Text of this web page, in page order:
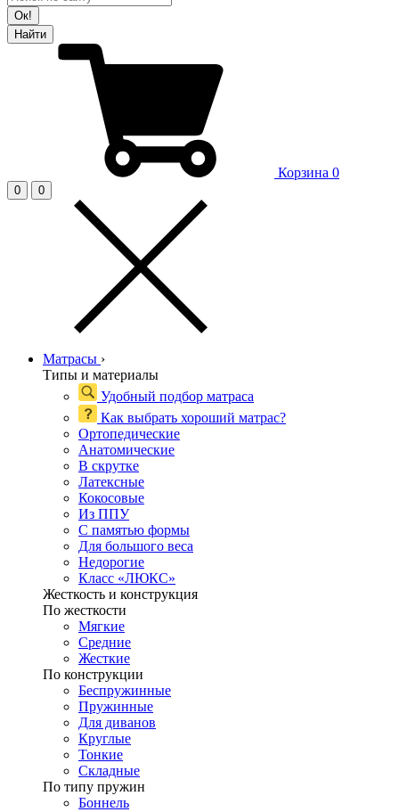
Ок!
Найти
Корзина 0
0 0
Матрасы ›
Типы и материалы
Удобный подбор матраса
Как выбрать хороший матрас?
Ортопедические
Анатомические
В скрутке
Латексные
Кокосовые
Из ППУ
С памятью формы
Для большого веса
Недорогие
Класс «ЛЮКС»
Жесткость и конструкция
По жесткости
Мягкие
Средние
Жесткие
По конструкции
Беспружинные
Пружинные
Для диванов
Круглые
Тонкие
Складные
По типу пружин
Боннель